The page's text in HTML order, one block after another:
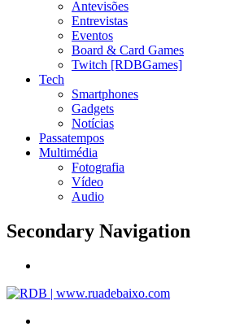
Antevisões
Entrevistas
Eventos
Board & Card Games
Twitch [RDBGames]
Tech
Smartphones
Gadgets
Notícias
Passatempos
Multimédia
Fotografia
Vídeo
Audio
Secondary Navigation